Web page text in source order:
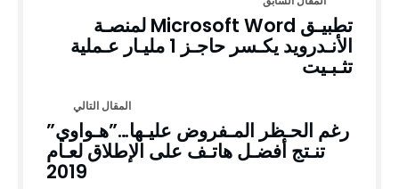
تطبيـق Microsoft Word لمنصـة
الأنـدرويد يكـسر حاجـز 1 مليـار عـملية
تثـبـيت
رغم الحـظر المـفروض عليـها…”هـواوي”
تنـتج أفضـل هاتـف على الإطلاق لعـام
2019